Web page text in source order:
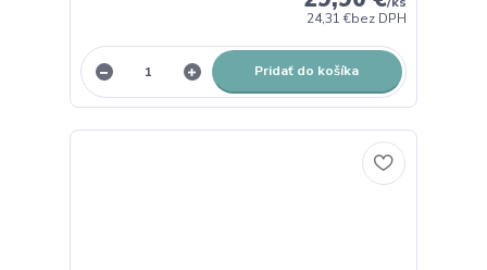
24,31 €bez DPH
Pridať do košíka